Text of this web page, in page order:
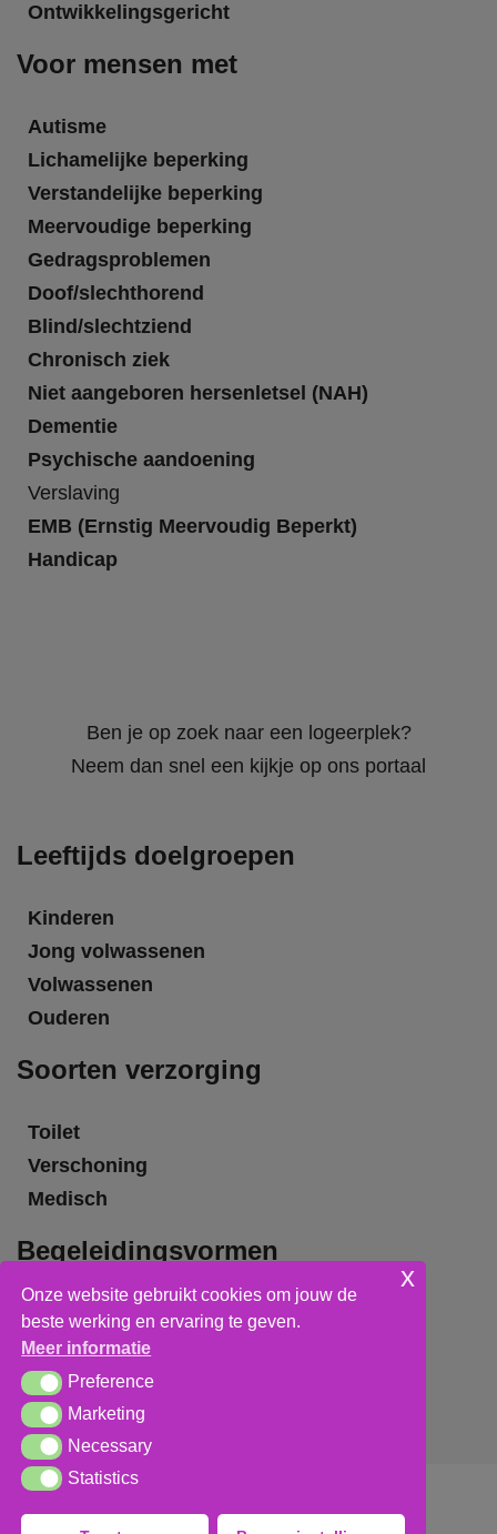
Ontwikkelingsgericht
Voor mensen met
Autisme
Lichamelijke beperking
Verstandelijke beperking
Meervoudige beperking
Gedragsproblemen
Doof/slechthorend
Blind/slechtziend
Chronisch ziek
Niet aangeboren hersenletsel (NAH)
Dementie
Psychische aandoening
Verslaving
EMB (Ernstig Meervoudig Beperkt)
Handicap
Ben je op zoek naar een logeerplek?
Neem dan snel een kijkje op ons portaal
Leeftijds doelgroepen
Kinderen
Jong volwassenen
Volwassenen
Ouderen
Soorten verzorging
Toilet
Verschoning
Medisch
Begeleidingsvormen
Grote groepsbegeleiding
Kleine groepsbegeleiding
Individuele begeleiding
cookieverklaring
Onze website gebruikt cookies om jouw de
beste werking en ervaring te geven.
Meer informatie
PreferencePreference
MarketingMarketing
NecessaryNecessary
StatisticsStatistics
x